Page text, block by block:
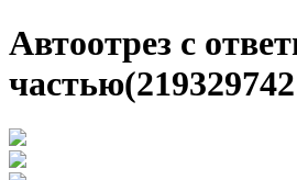
Автоотрез с